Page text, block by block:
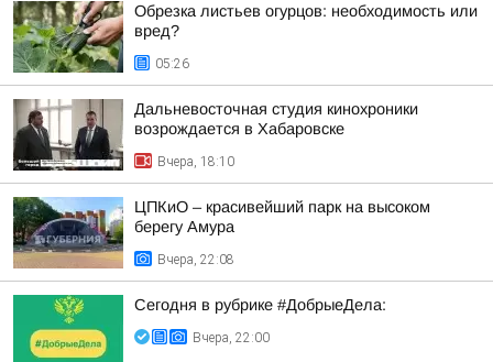
Обрезка листьев огурцов: необходимость или
вред?
05:26
Дальневосточная студия кинохроники
возрождается в Хабаровске
Вчера, 18:10
ЦПКиО – красивейший парк на высоком
берегу Амура
Вчера, 22:08
Сегодня в рубрике #ДобрыеДела:
Вчера, 22:00